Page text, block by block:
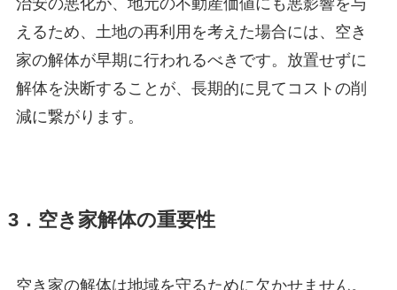
治安の悪化が、地元の不動産価値にも悪影響を与
えるため、土地の再利用を考えた場合には、空き
家の解体が早期に行われるべきです。放置せずに
解体を決断することが、長期的に見てコストの削
減に繋がります。
3．空き家解体の重要性
空き家の解体は地域を守るために欠かせません。